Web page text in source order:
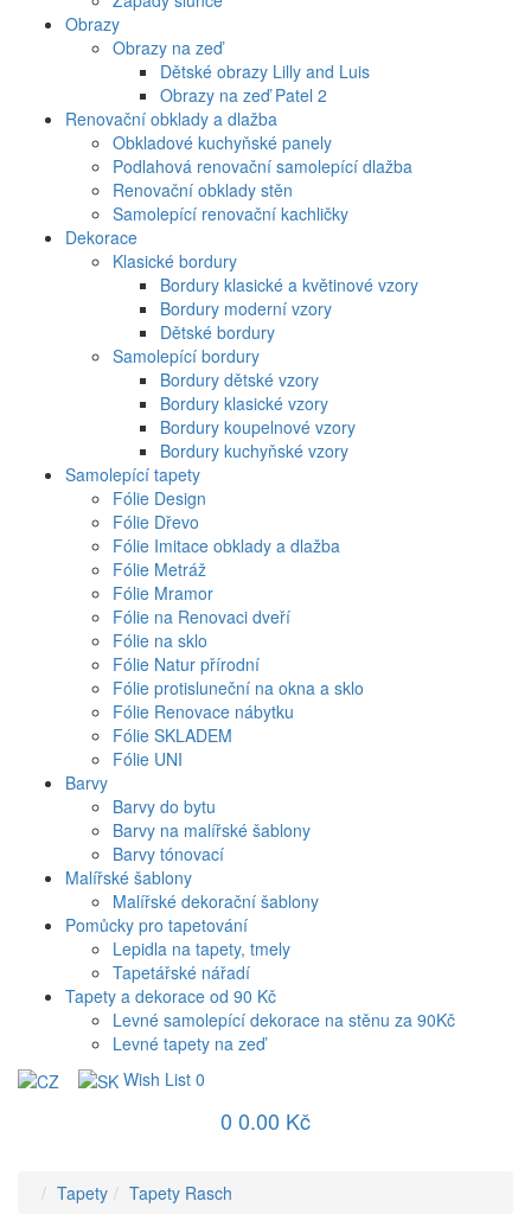
Obrazy
Obrazy na zeď
Dětské obrazy Lilly and Luis
Obrazy na zeď Patel 2
Renovační obklady a dlažba
Obkladové kuchyňské panely
Podlahová renovační samolepící dlažba
Renovační obklady stěn
Samolepící renovační kachličky
Dekorace
Klasické bordury
Bordury klasické a květinové vzory
Bordury moderní vzory
Dětské bordury
Samolepící bordury
Bordury dětské vzory
Bordury klasické vzory
Bordury koupelnové vzory
Bordury kuchyňské vzory
Samolepící tapety
Fólie Design
Fólie Dřevo
Fólie Imitace obklady a dlažba
Fólie Metráž
Fólie Mramor
Fólie na Renovaci dveří
Fólie na sklo
Fólie Natur přírodní
Fólie protisluneční na okna a sklo
Fólie Renovace nábytku
Fólie SKLADEM
Fólie UNI
Barvy
Barvy do bytu
Barvy na malířské šablony
Barvy tónovací
Malířské šablony
Malířské dekorační šablony
Pomůcky pro tapetování
Lepidla na tapety, tmely
Tapetářské nářadí
Tapety a dekorace od 90 Kč
Levné samolepící dekorace na stěnu za 90Kč
Levné tapety na zeď
Wish List 0
0 0.00 Kč
Tapety Tapety Rasch